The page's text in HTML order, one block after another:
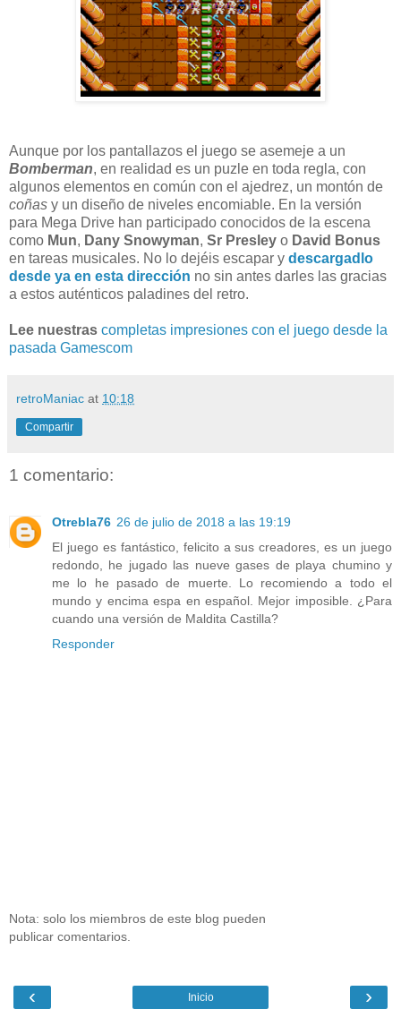
Aunque por los pantallazos el juego se asemeje a un
Bomberman, en realidad es un puzle en toda regla, con
algunos elementos en común con el ajedrez, un montón de
coñas y un diseño de niveles encomiable. En la versión
para Mega Drive han participado conocidos de la escena
como Mun, Dany Snowyman, Sr Presley o David Bonus
en tareas musicales. No lo dejéis escapar y descargadlo
desde ya en esta dirección no sin antes darles las gracias
a estos auténticos paladines del retro.
Lee nuestras completas impresiones con el juego desde la
pasada Gamescom
retroManiac at 10:18
Compartir
1 comentario:
Otrebla76 26 de julio de 2018 a las 19:19
El juego es fantástico, felicito a sus creadores, es un juego
redondo, he jugado las nueve gases de playa chumino y
me lo he pasado de muerte. Lo recomiendo a todo el
mundo y encima espa en español. Mejor imposible. ¿Para
cuando una versión de Maldita Castilla?
Responder
Nota: solo los miembros de este blog pueden
publicar comentarios.
‹ ›
Inicio